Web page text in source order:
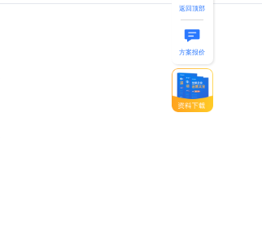
返回顶部
方案报价